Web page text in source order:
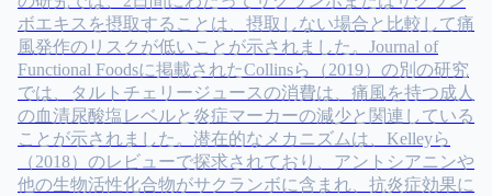
ボエキスを摂取することは、摂取しない場合と比較して痛
風発作のリスクが低いことが示されました。Journal of
Functional Foodsに掲載されたCollinsら（2019）の別の研究
では、タルトチェリージュースの消費は、痛風を持つ成人
の血清尿酸塩レベルと炎症マーカーの減少と関連している
ことが示されました。潜在的なメカニズムは、Kelleyら
（2018）のレビューで探求されており、アントシアニンや
他の生物活性化合物がサクランボに含まれ、抗炎症効果に